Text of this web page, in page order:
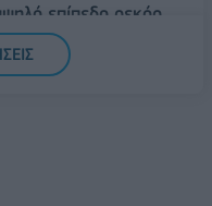
επίπεδο ρεκόρ
των συναλλαγών